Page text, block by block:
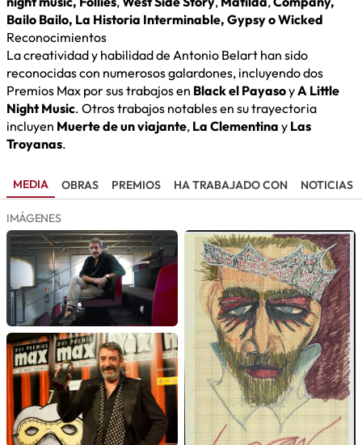
Bailo Bailo, La Historia Interminable, Gypsy o Wicked
Reconocimientos
La creatividad y habilidad de Antonio Belart han sido
reconocidas con numerosos galardones, incluyendo dos
Premios Max por sus trabajos en Black el PayasoyA Little
Night Music. Otros trabajos notables en su trayectoria
incluyen Muerte de un viajante, La Clementina y Las
Troyanas.
MEDIA OBRAS PREMIOS HA TRABAJADO CON NOTICIAS
IMÁGENES